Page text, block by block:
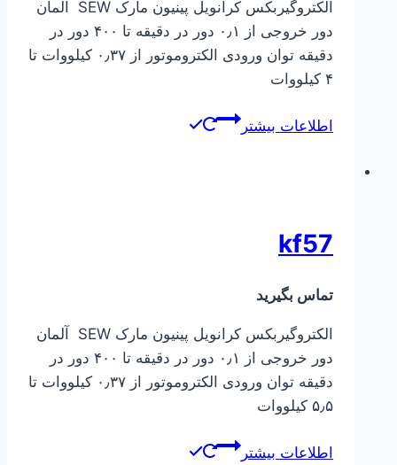
الکتروگیربکس کرانویل پینیون مارک SEW آلمان
دور خروجی از ۰٫۱ دور در دقیقه تا ۴۰۰ دور در
دقیقه توان ورودی الکتروموتور از ۰٫۳۷ کیلووات تا
۴ کیلووات
اطلاعات بیشتر
kf57
تماس بگیرید
الکتروگیربکس کرانویل پینیون مارک SEW آلمان
دور خروجی از ۰٫۱ دور در دقیقه تا ۴۰۰ دور در
دقیقه توان ورودی الکتروموتور از ۰٫۳۷ کیلووات تا
۵٫۵ کیلووات
اطلاعات بیشتر